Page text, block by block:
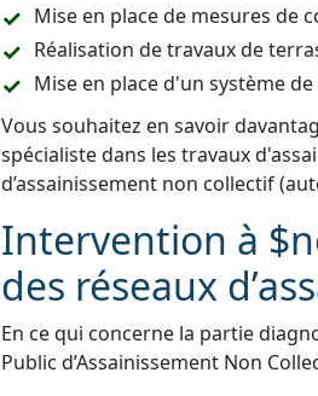
Mise en place de mesures de
Réalisation de travaux de
Mise en place d'un système
Vous souhaitez en savoir
spécialiste dans les travaux
d’assainissement non collectif
Intervention à
des réseaux
En ce qui concerne la partie
Public d’Assainissement Non